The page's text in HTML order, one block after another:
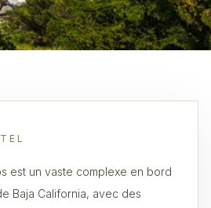
est un vaste complexe en bord
Baja California, avec des